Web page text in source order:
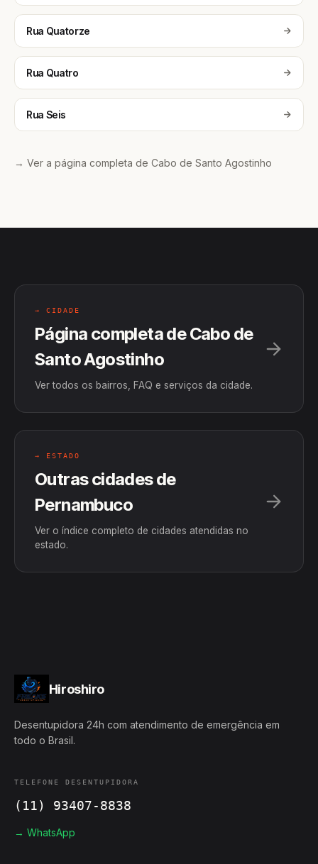
Rua Quatorze
Rua Quatro
Rua Seis
→ Ver a página completa de Cabo de Santo Agostinho
→ CIDADE
Página completa de Cabo de
Santo Agostinho
Ver todos os bairros, FAQ e serviços da cidade.
→ ESTADO
Outras cidades de
Pernambuco
Ver o índice completo de cidades atendidas no
estado.
Hiroshiro
Desentupidora 24h com atendimento de emergência em
todo o Brasil.
TELEFONE DESENTUPIDORA
(11) 93407-8838
→ WhatsApp